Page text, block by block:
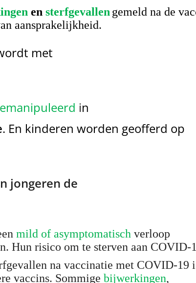
en sterfgevallen gemeld na de
aansprakelijkheid.
met
in
. En kinderen worden geofferd op
jongeren de
mild of asymptomatisch verloop
Hun risico om te sterven aan
na vaccinatie met COVID-19
vaccins. Sommige bijwerkingen,